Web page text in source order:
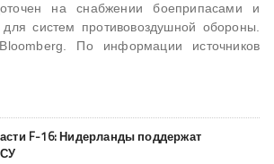
на снабжении боеприпасами и
систем противовоздушной обороны.
По информации источников
F-16: Нидерланды поддержат